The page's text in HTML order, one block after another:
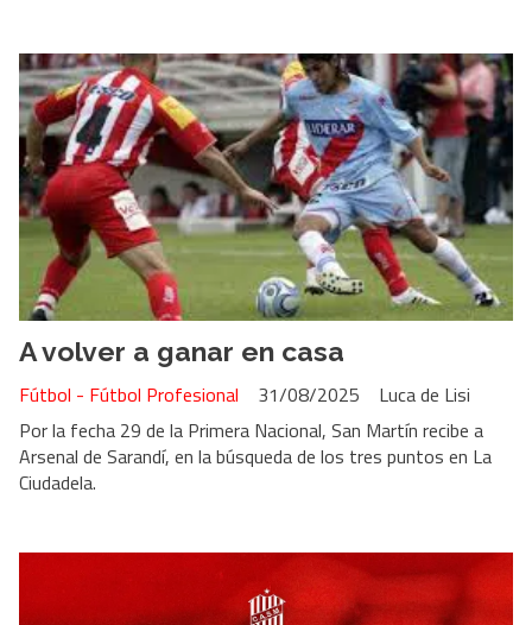
A volver a ganar en casa
Luca de Lisi
Fútbol - Fútbol Profesional
31/08/2025
Por la fecha 29 de la Primera Nacional, San Martín recibe a
Arsenal de Sarandí, en la búsqueda de los tres puntos en La
Ciudadela.